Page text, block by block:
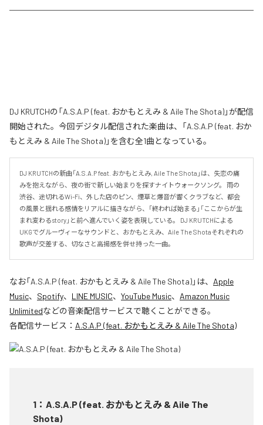
DJ KRUTCHの「A.S.A.P (feat. おかもとえみ & Aile The Shota)」が配信
開始された。今回デジタル配信された楽曲は、「A.S.A.P (feat. おか
もとえみ & Aile The Shota)」を含む全1曲となっている。
DJ KRUTCHの新曲「A.S.A.P feat. おかもとえみ, Aile The Shota」は、失恋の痛
みを抱えながら、夜の街で新しい始まりを探すナイトウォークソング。 雨の
渋谷、途切れるWi-Fi、外した店のピン、煙草と爆音が響くクラブなど、都会
の風景と揺れる感情をリアルに描きながら、「終われば始まる」「ここからが生
まれ変わるstory」と前へ進んでいく姿を表現している。 DJ KRUTCHによる
UKGでグルーヴィーなサウンドと、おかもとえみ、Aile The Shotaそれぞれの
歌声が交差する、切なさと高揚感を併せ持った一曲。
なお「A.S.A.P (feat. おかもとえみ & Aile The Shota)」は、 Apple
Music、 Spotify、 LINE MUSIC、 YouTube Music、 Amazon Music
Unlimitedなどの音楽配信サービスで聴くことができる。
各配信サービス： A.S.A.P (feat. おかもとえみ & Aile The Shota)
1 ： A.S.A.P (feat. おかもとえみ & Aile The
Shota)